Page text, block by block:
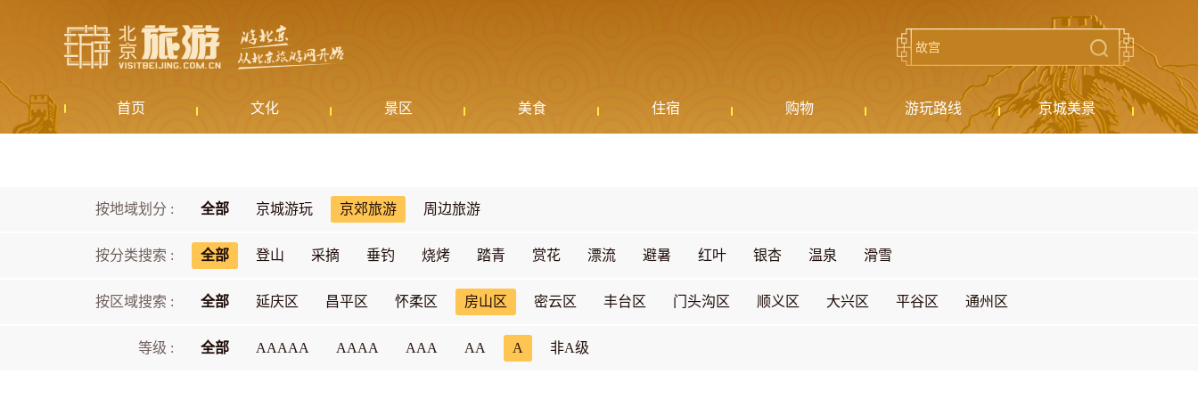
首页 文化 景区 美食 住宿 购物 游玩路线 京城美景
按地域划分 : 全部 京城游玩 京郊旅游 周边旅游
按分类搜索 : 全部 登山 采摘 垂钓 烧烤 踏青 赏花 漂流 避暑 红叶 银杏 温泉 滑雪
按区域搜索 : 全部 延庆区 昌平区 怀柔区 房山区 密云区 丰台区 门头沟区 顺义区 大兴区 平谷区 通州区
等级 : 全部 AAAAA AAAA AAA AA A 非A级